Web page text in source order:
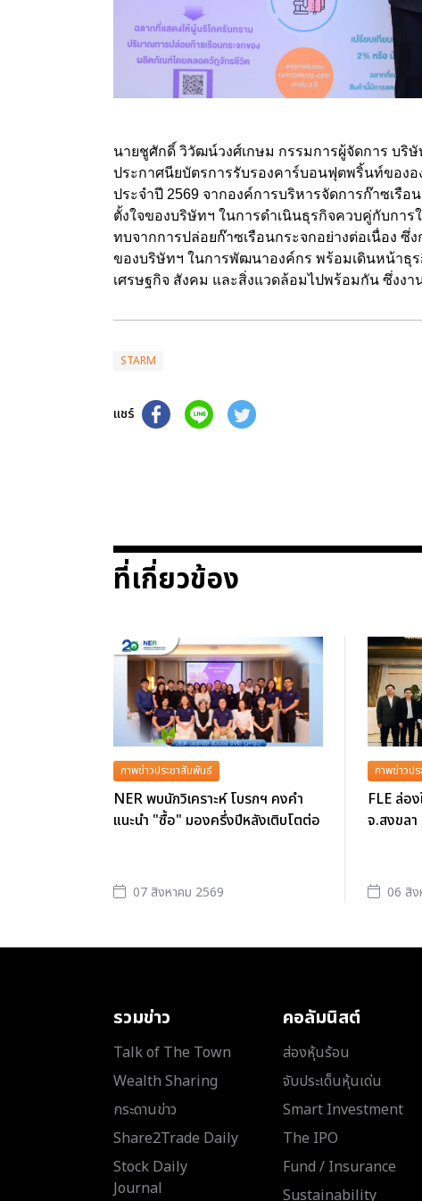
นายชูศักดิ์ วิวัฒน์วงศ์เกษม กรรมการผู้จัดการ บริ
ประกาศนียบัตรการรับรองคาร์บอนฟุตพริ้นท์ของอ
ประจำปี 2569 จากองค์การบริหารจัดการก๊าซเรื
ตั้งใจของบริษัทฯ ในการดำเนินธุรกิจควบคู่กับกา
ทบจากการปล่อยก๊าซเรือนกระจกอย่างต่อเนื่อง ซึ่ง
ของบริษัทฯ ในการพัฒนาองค์กร พร้อมเดินหน้าธุ
เศรษฐกิจ สังคม และสิ่งแวดล้อมไปพร้อมกัน ซึ่งงา
STARM
แชร์
ที่เกี่ยวข้อง
ภาพข่าวประชาสัมพันธ์
NER พบนักวิเคราะห์ โบรกฯ คงคำ
แนะนำ "ซื้อ" มองครึ่งปีหลังเติบโตต่อ
07 สิงหาคม 2569
ภาพข่าวป
FLE ล่อ
จ.สงขล
06 สิ
รวมข่าว
Talk of The Town
Wealth Sharing
กระดานข่าว
Share2Trade Daily
Stock Daily
Journal
คอลัมนิสต์
ส่องหุ้นร้อน
จับประเด็นหุ้นเด่น
Smart Investment
The IPO
Fund / Insurance
Sustainability